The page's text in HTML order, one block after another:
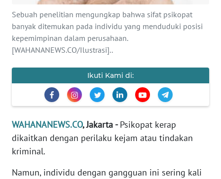
Sebuah penelitian mengungkap bahwa sifat psikopat
banyak ditemukan pada individu yang menduduki posisi
kepemimpinan dalam perusahaan.
[WAHANANEWS.CO/Ilustrasi]..
Ikuti Kami di:
WAHANANEWS.CO, Jakarta -Psikopat kerap
dikaitkan dengan perilaku kejam atau tindakan
kriminal.
Namun, individu dengan gangguan ini sering kali
SERBA-SERBI
PENDIDIKAN
Informasi
BERITA